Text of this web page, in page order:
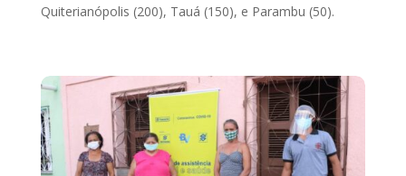
Quiterianópolis (200), Tauá (150), e Parambu (50).